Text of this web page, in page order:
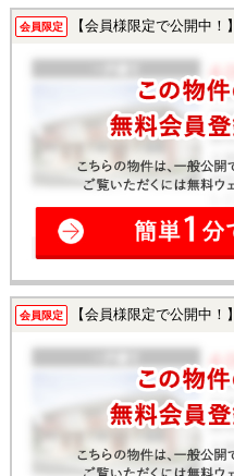
会員限定 【会員様限定で公開中！】
会員限定 【会員様限定で公開中！】